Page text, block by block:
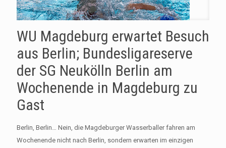
WU Magdeburg erwartet Besuch
aus Berlin; Bundesligareserve
der SG Neukölln Berlin am
Wochenende in Magdeburg zu
Gast
Berlin, Berlin… Nein, die Magdeburger Wasserballer fahren am
Wochenende nicht nach Berlin, sondern erwarten im einzigen